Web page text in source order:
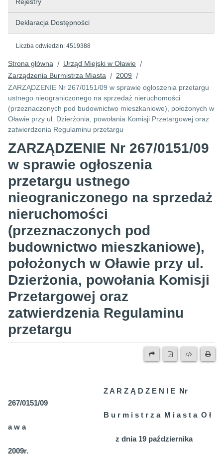
Deklaracja Dostępności
Liczba odwiedzin: 4519388
Strona główna / Urząd Miejski w Oławie /
Zarządzenia Burmistrza Miasta / 2009 /
ZARZĄDZENIE Nr 267/0151/09 w sprawie ogłoszenia przetargu
ustnego nieograniczonego na sprzedaż nieruchomości
(przeznaczonych pod budownictwo mieszkaniowe), położonych w
Oławie przy ul. Dzierżonia, powołania Komisji Przetargowej oraz
zatwierdzenia Regulaminu przetargu
ZARZĄDZENIE Nr 267/0151/09
w sprawie ogłoszenia
przetargu ustnego
nieograniczonego na sprzedaż
nieruchomości
(przeznaczonych pod
budownictwo mieszkaniowe),
położonych w Oławie przy ul.
Dzierżonia, powołania Komisji
Przetargowej oraz
zatwierdzenia Regulaminu
przetargu
Z A R Z Ą D Z E N I E
Nr
267/0151/09
B u r m i s t r z a
M i a s t a O ł
a w a
z dnia 19 października
2009r.